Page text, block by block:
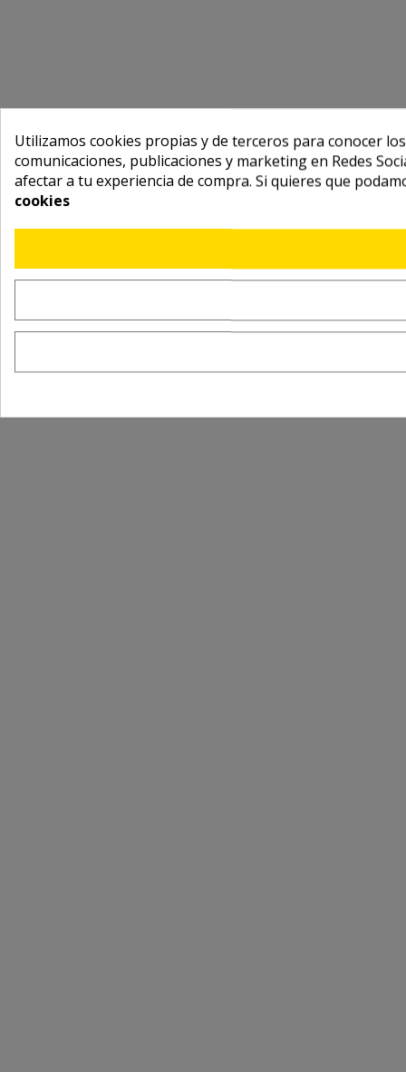
Utilizamos cookies propias y de terceros para conocer
comunicaciones, publicaciones y marketing en Redes
afectar a tu experiencia de compra. Si quieres que
cookies